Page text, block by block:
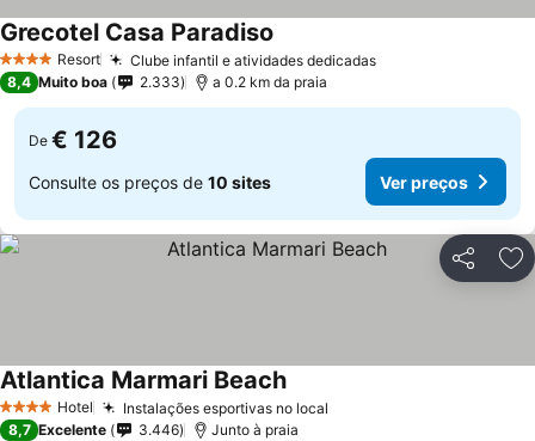
4 EstrelasResort Clube infantil e atividades dedicadasVer preços
Grecotel Casa Paradiso
8,4 Muito boa 2.333 a 0.2 km da praia
De € 126
Consulte os preços de 10 sites Ver preços
Partilhar
4 EstrelasHotel Instalações esportivas no local
Atlantica Marmari BeachVer preços
8,7 Excelente 3.446 Junto à praia